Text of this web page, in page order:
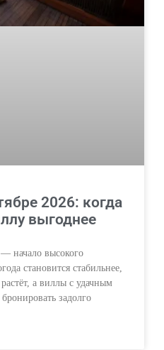
2026: когда
выгоднее
начало высокого
становится стабильнее,
а виллы с удачным
задолго